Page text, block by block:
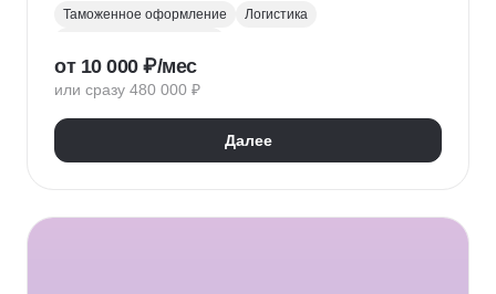
Таможенное оформление
Логистика
Работа с поставщиками
Внешнеэкономическая деятельность (ВЭД)
ВЭД-логистика
Складская логистика
от 10 000 ₽/мес
или сразу 480 000 ₽
Далее